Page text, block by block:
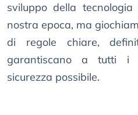
sviluppo della
nostra epoca, ma
di regole chiare,
garantiscano a tutti i
sicurezza possibile.